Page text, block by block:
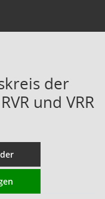
der
und VRR